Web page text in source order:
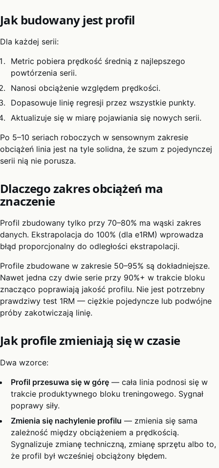
Jak budowany jest profil
Dla każdej serii:
Metric pobiera prędkość średnią z najlepszego
powtórzenia serii.
Nanosi obciążenie względem prędkości.
Dopasowuje linię regresji przez wszystkie punkty.
Aktualizuje się w miarę pojawiania się nowych serii.
Po 5–10 seriach roboczych w sensownym zakresie
obciążeń linia jest na tyle solidna, że szum z pojedynczej
serii nią nie porusza.
Dlaczego zakres obciążeń ma
znaczenie
Profil zbudowany tylko przy 70–80% ma wąski zakres
danych. Ekstrapolacja do 100% (dla e1RM) wprowadza
błąd proporcjonalny do odległości ekstrapolacji.
Profile zbudowane w zakresie 50–95% są dokładniejsze.
Nawet jedna czy dwie serie przy 90%+ w trakcie bloku
znacząco poprawiają jakość profilu. Nie jest potrzebny
prawdziwy test 1RM — ciężkie pojedyncze lub podwójne
próby zakotwiczają linię.
Jak profile zmieniają się w czasie
Dwa wzorce:
Profil przesuwa się w górę — cała linia podnosi się w
trakcie produktywnego bloku treningowego. Sygnał
poprawy siły.
Zmienia się nachylenie profilu — zmienia się sama
zależność między obciążeniem a prędkością.
Sygnalizuje zmianę techniczną, zmianę sprzętu albo to,
że profil był wcześniej obciążony błędem.